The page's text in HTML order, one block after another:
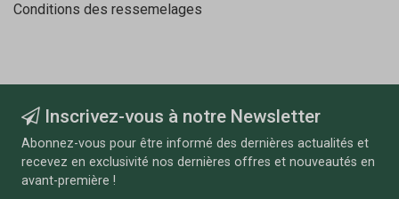
Conditions des ressemelages
Inscrivez-vous à notre Newsletter
Abonnez-vous pour être informé des dernières actualités et
recevez en exclusivité nos dernières offres et nouveautés en
avant-première !